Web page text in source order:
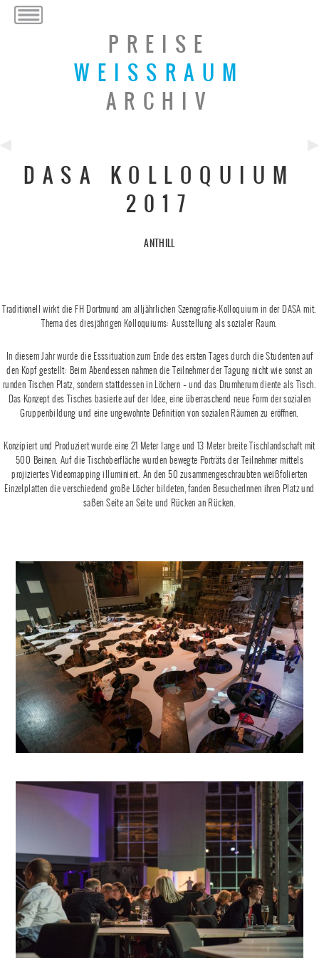
PREISE
WEISSRAUM
ARCHIV
DASA KOLLOQUIUM
2017
ANTHILL
Traditionell wirkt die FH Dortmund am alljährlichen Szenografie-Kolloquium in der DASA mit.
Thema des diesjährigen Kolloquiums: Ausstellung als sozialer Raum.
In diesem Jahr wurde die Esssituation zum Ende des ersten Tages durch die Studenten auf
den Kopf gestellt: Beim Abendessen nahmen die Teilnehmer der Tagung nicht wie sonst an
runden Tischen Platz, sondern stattdessen in Löchern – und das Drumherum diente als Tisch.
Das Konzept des Tisches basierte auf der Idee, eine überraschend neue Form der sozialen
Gruppenbildung und eine ungewohnte Definition von sozialen Räumen zu eröffnen.
Konzipiert und Produziert wurde eine 21 Meter lange und 13 Meter breite Tischlandschaft mit
500 Beinen. Auf die Tischoberfläche wurden bewegte Porträts der Teilnehmer mittels
projiziertes Videomapping illuminiert. An den 50 zusammengeschraubten weißfolierten
Einzelplatten die verschiedend große Löcher bildeten, fanden BesucherInnen ihren Platz und
saßen Seite an Seite und Rücken an Rücken.
Previous